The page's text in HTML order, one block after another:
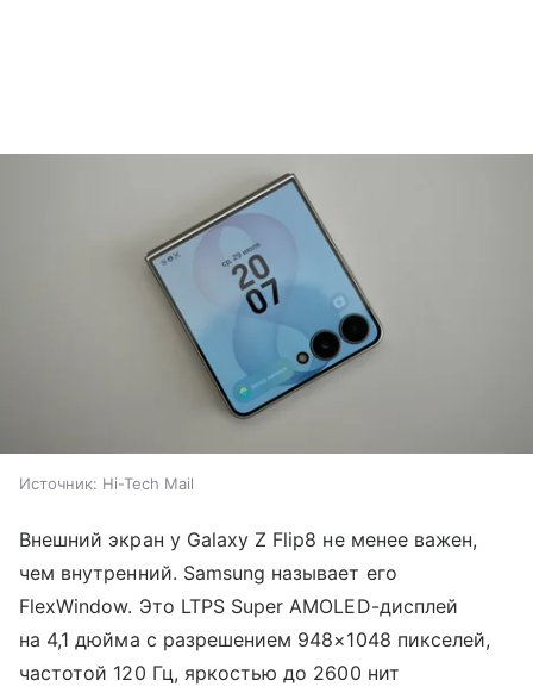
Источник: Hi-Tech Mail
Внешний экран у Galaxy Z Flip8 не менее важен,
чем внутренний. Samsung называет его
FlexWindow. Это LTPS Super AMOLED-дисплей
на 4,1 дюйма с разрешением 948×1048 пикселей,
частотой 120 Гц, яркостью до 2600 нит